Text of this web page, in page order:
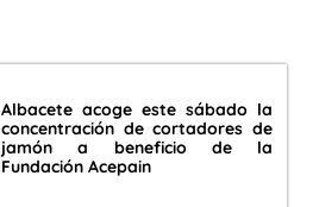
Albacete acoge este sábado la
concentración de cortadores de
jamón a beneficio de la
Fundación Acepain